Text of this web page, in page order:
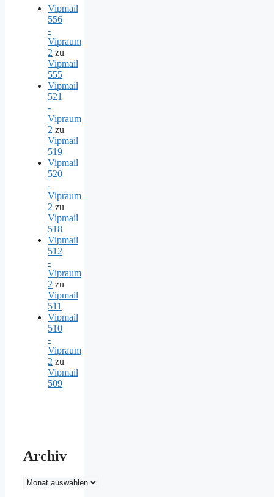
Vipmail
556
-
Vipraum
2 zu
Vipmail
555
Vipmail
521
-
Vipraum
2 zu
Vipmail
519
Vipmail
520
-
Vipraum
2 zu
Vipmail
518
Vipmail
512
-
Vipraum
2 zu
Vipmail
511
Vipmail
510
-
Vipraum
2 zu
Vipmail
509
Archiv
Archiv